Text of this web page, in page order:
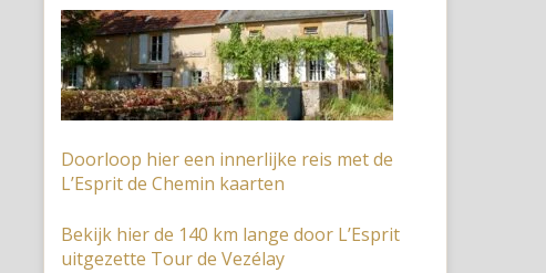
Doorloop hier een innerlijke reis met de
L’Esprit de Chemin kaarten
Bekijk hier de 140 km lange door L’Esprit
uitgezette Tour de Vezélay